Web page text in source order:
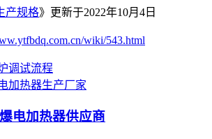
产规格》更新于2022年10月4日
wiki/543.html
调试流程
加热器生产厂家
电加热器供应商